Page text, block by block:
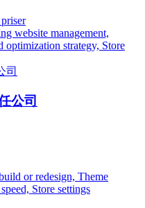
website management,
optimization strategy, Store
公司
or redesign, Theme
Store settings